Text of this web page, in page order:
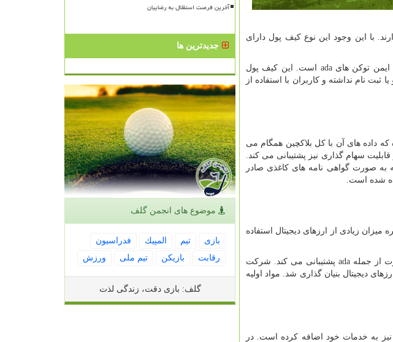
با این وجود این نوع کیف پول دارای
ایمن توکن هایada است. این کیف پول
ثبت نام نداشته و کاربران با استفاده از
داده های آن با کل بلاکچین همگام می
سهام گذاری نیز پشتیبانی می کند.
به صورت گواهی نامه های کاغذی صادر
شده است.
میزان زیادی از ارزهای دیجیتال استفاده
ada پشتیبانی می کند. شرکت
امن برای ذخیره ارزهای دیجیتال بنیان گذاری شد. مواد اولیه
به خدمات خود اضافه کرده است. در
آخرین فرصت استقلال به رضاییان
جدیدترین ها
موضوع های انجمن گلف
بازی تیم المپیك
فدراسیون
رقابت
بازیكن تیم ملی ورزش
گلف: بازی دقت، زندگی لذت